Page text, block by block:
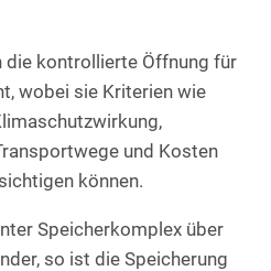
die kontrollierte Öffnung für
wobei sie Kriterien wie
und Kosten
können.
Speicherkomplex über
so ist die Speicherung